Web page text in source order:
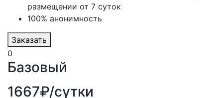
размещении от 7 суток
100% анонимность
Заказать
0
Базовый
1667₽/сутки